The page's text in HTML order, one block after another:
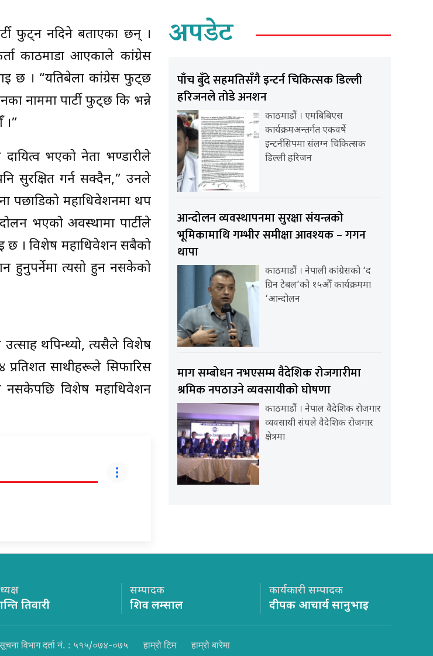
फुट्न नदिने बताएका छन् ।
काठमाडौं आएकाले कांग्रेस
छ । “यतिबेला कांग्रेस फुट्छ
नाममा पार्टी फुट्छ कि भन्ने
।”
दायित्व भएको नेता भण्डारीले
सुरक्षित गर्न सक्दैन,” उनले
पछाडिको महाधिवेशनमा थप
भएको अवस्थामा पार्टीले
छ । विशेष महाधिवेशन सबैको
हुनुपर्नेमा त्यसो हुन नसकेको
थपिन्थ्यो, त्यसैले विशेष
साथीहरूले सिफारिस
नसकेपछि विशेष महाधिवेशन
अपडेट
पाँच बुँदे सहमतिसँगै इन्टर्न चिकित्सक डिल्ली
हरिजनले तोडे अनशन
काठमाडौं । एमबिबिएस
कार्यक्रमअन्तर्गत एकवर्षे
इन्टर्नसिपमा संलग्न चिकित्सक
डिल्ली हरिजन
आन्दोलन व्यवस्थापनमा सुरक्षा संयन्त्रको
भूमिकामाथि गम्भीर समीक्षा आवश्यक – गगन
थापा
काठमाडौं । नेपाली कांग्रेसको ‘द
ग्रिन टेबल’को १५औँ कार्यक्रममा
‘आन्दोलन
माग सम्बोधन नभएसम्म वैदेशिक रोजगारीमा
श्रमिक नपठाउने व्यवसायीको घोषणा
काठमाडौंं । नेपाल वैदेशिक रोजगार
व्यवसायी संघले वैदेशिक रोजगार
क्षेत्रमा
तिवारी
सम्पादक
शिव लम्साल
कार्यकारी सम्पादक
दीपक आचार्य सानुभाइ
विभाग दर्ता नं. : ५१५/०७४-०७५ हाम्रो टिम हाम्रो बारेमा